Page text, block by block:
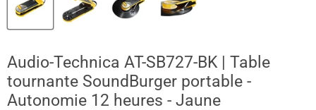
Audio-Technica AT-SB727-BK | Table
tournante SoundBurger portable -
Autonomie 12 heures - Jaune